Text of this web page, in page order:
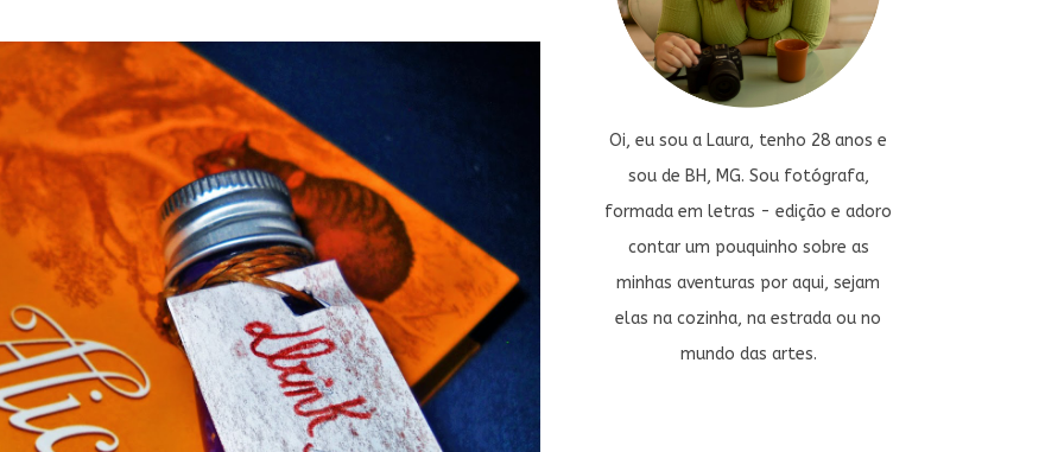
Oi, eu sou a Laura, tenho 28 anos e
sou de BH, MG. Sou fotógrafa,
formada em letras - edição e adoro
contar um pouquinho sobre as
minhas aventuras por aqui, sejam
elas na cozinha, na estrada ou no
mundo das artes.